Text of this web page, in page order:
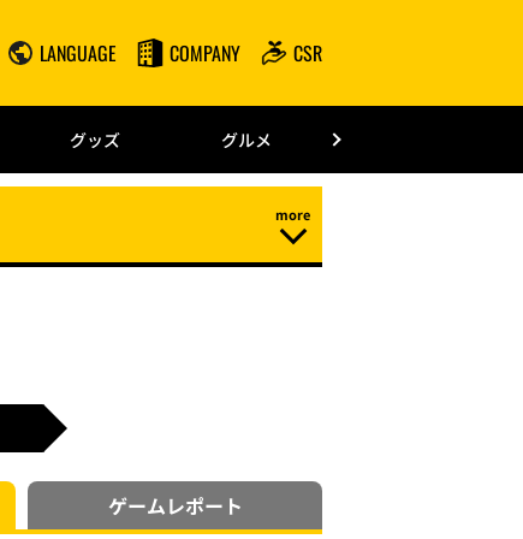
LANGUAGE COMPANY CSR
グッズ グルメ
ゲームレポート